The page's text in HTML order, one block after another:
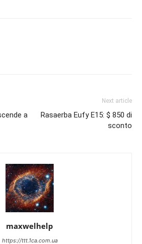
a
Next article
Rasaerba Eufy E15: $ 850 di
sconto
maxwelhelp
https://ttt.1ca.com.ua